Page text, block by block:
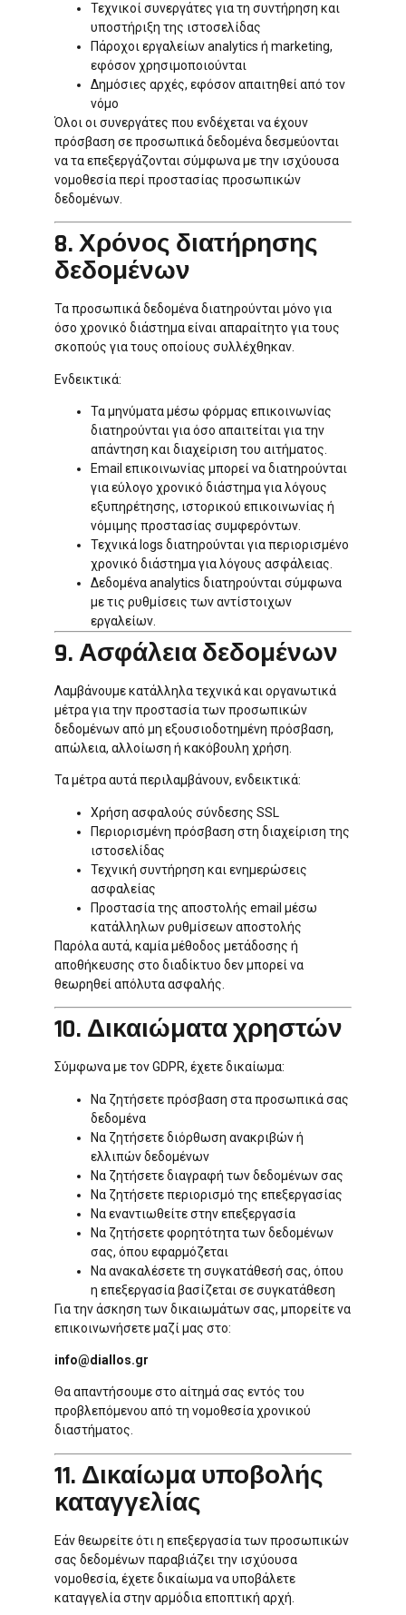
Τεχνικοί συνεργάτες για τη συντήρηση και
υποστήριξη της ιστοσελίδας
Πάροχοι εργαλείων analytics ή marketing,
εφόσον χρησιμοποιούνται
Δημόσιες αρχές, εφόσον απαιτηθεί από τον
νόμο
Όλοι οι συνεργάτες που ενδέχεται να έχουν
πρόσβαση σε προσωπικά δεδομένα δεσμεύονται
να τα επεξεργάζονται σύμφωνα με την ισχύουσα
νομοθεσία περί προστασίας προσωπικών
δεδομένων.
8. Χρόνος διατήρησης
δεδομένων
Τα προσωπικά δεδομένα διατηρούνται μόνο για
όσο χρονικό διάστημα είναι απαραίτητο για τους
σκοπούς για τους οποίους συλλέχθηκαν.
Ενδεικτικά:
Τα μηνύματα μέσω φόρμας επικοινωνίας
διατηρούνται για όσο απαιτείται για την
απάντηση και διαχείριση του αιτήματος.
Email επικοινωνίας μπορεί να διατηρούνται
για εύλογο χρονικό διάστημα για λόγους
εξυπηρέτησης, ιστορικού επικοινωνίας ή
νόμιμης προστασίας συμφερόντων.
Τεχνικά logs διατηρούνται για περιορισμένο
χρονικό διάστημα για λόγους ασφάλειας.
Δεδομένα analytics διατηρούνται σύμφωνα
με τις ρυθμίσεις των αντίστοιχων
εργαλείων.
9. Ασφάλεια δεδομένων
Λαμβάνουμε κατάλληλα τεχνικά και οργανωτικά
μέτρα για την προστασία των προσωπικών
δεδομένων από μη εξουσιοδοτημένη πρόσβαση,
απώλεια, αλλοίωση ή κακόβουλη χρήση.
Τα μέτρα αυτά περιλαμβάνουν, ενδεικτικά:
Χρήση ασφαλούς σύνδεσης SSL
Περιορισμένη πρόσβαση στη διαχείριση της
ιστοσελίδας
Τεχνική συντήρηση και ενημερώσεις
ασφαλείας
Προστασία της αποστολής email μέσω
κατάλληλων ρυθμίσεων αποστολής
Παρόλα αυτά, καμία μέθοδος μετάδοσης ή
αποθήκευσης στο διαδίκτυο δεν μπορεί να
θεωρηθεί απόλυτα ασφαλής.
10. Δικαιώματα χρηστών
Σύμφωνα με τον GDPR, έχετε δικαίωμα:
Να ζητήσετε πρόσβαση στα προσωπικά σας
δεδομένα
Να ζητήσετε διόρθωση ανακριβών ή
ελλιπών δεδομένων
Να ζητήσετε διαγραφή των δεδομένων σας
Να ζητήσετε περιορισμό της επεξεργασίας
Να εναντιωθείτε στην επεξεργασία
Να ζητήσετε φορητότητα των δεδομένων
σας, όπου εφαρμόζεται
Να ανακαλέσετε τη συγκατάθεσή σας, όπου
η επεξεργασία βασίζεται σε συγκατάθεση
Για την άσκηση των δικαιωμάτων σας, μπορείτε να
επικοινωνήσετε μαζί μας στο:
info@diallos.gr
Θα απαντήσουμε στο αίτημά σας εντός του
προβλεπόμενου από τη νομοθεσία χρονικού
διαστήματος.
11. Δικαίωμα υποβολής
καταγγελίας
Εάν θεωρείτε ότι η επεξεργασία των προσωπικών
σας δεδομένων παραβιάζει την ισχύουσα
νομοθεσία, έχετε δικαίωμα να υποβάλετε
καταγγελία στην αρμόδια εποπτική αρχή.